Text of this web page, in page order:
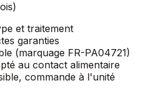
et traitement
garanties
(marquage FR-PA04721)
au contact alimentaire
commande à l'unité